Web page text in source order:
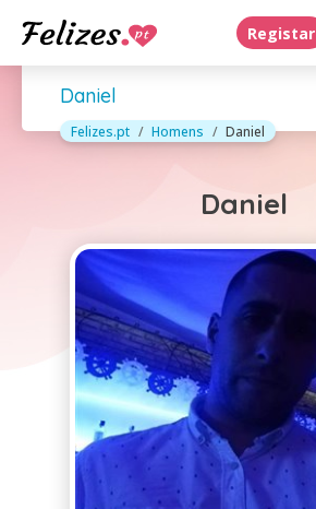
Registar
Daniel
Felizes.pt Homens Daniel
Daniel